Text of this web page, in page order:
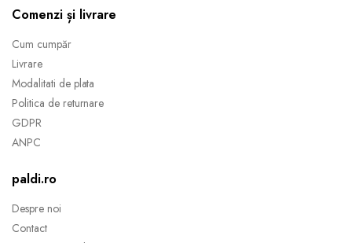
Comenzi și livrare
Cum cumpăr
Livrare
Modalitati de plata
Politica de returnare
GDPR
ANPC
paldi.ro
Despre noi
Contact